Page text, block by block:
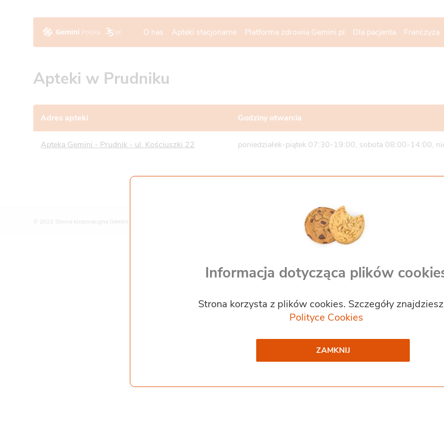
O nas Apteki stacjonarne Platforma zdrowia Gemini.pl Dla pacjenta Franczyza
Apteki w Prudniku
Adres apteki Godziny otwarcia
Apteka Gemini - Prudnik - ul. Kościuszki 22 poniedziałek-piątek 07:30-19:00, sobota 08:00-14:00,
Informacja dotycząca plików
Strona korzysta z plików cookies. Szczegóły
Polityce Cookies
ZAMKNIJ
© 2022 Strona korporacyjna Gemini Polska